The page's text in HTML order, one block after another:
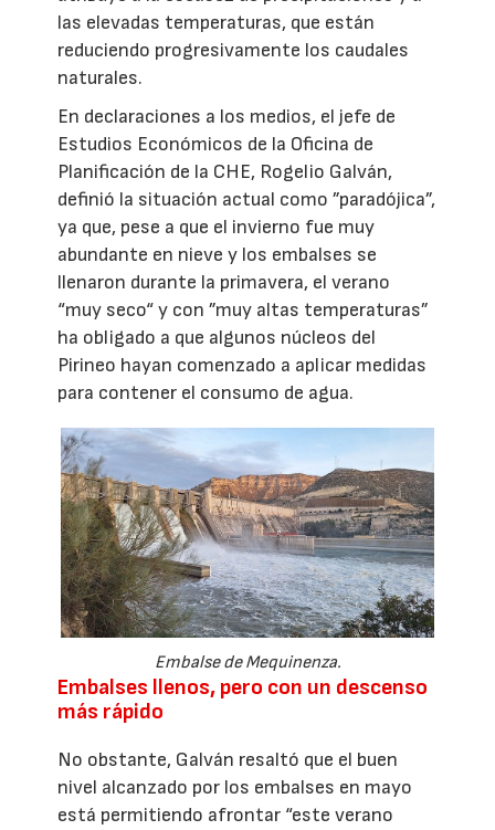
las elevadas temperaturas, que están
reduciendo progresivamente los caudales
naturales.
En declaraciones a los medios, el jefe de
Estudios Económicos de la Oficina de
Planificación de la CHE, Rogelio Galván,
definió la situación actual como ”paradójica”,
ya que, pese a que el invierno fue muy
abundante en nieve y los embalses se
llenaron durante la primavera, el verano
“muy seco“ y con ”muy altas temperaturas”
ha obligado a que algunos núcleos del
Pirineo hayan comenzado a aplicar medidas
para contener el consumo de agua.
Embalse de Mequinenza.
Embalses llenos, pero con un descenso
más rápido
No obstante, Galván resaltó que el buen
nivel alcanzado por los embalses en mayo
está permitiendo afrontar “este verano